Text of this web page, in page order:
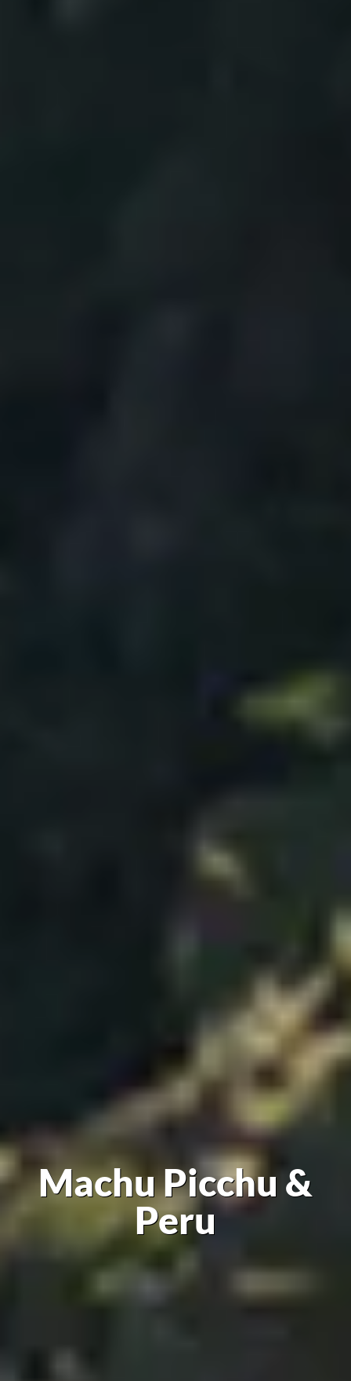
Machu Picchu &
Peru